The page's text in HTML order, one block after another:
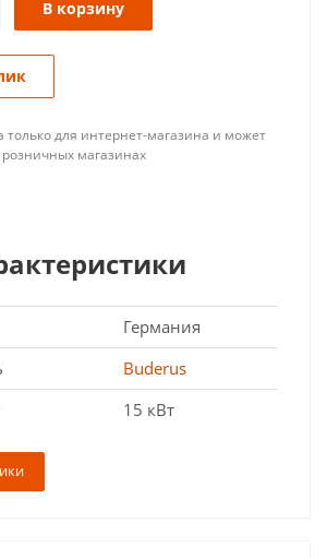
В корзину
только для интернет-магазина и может
магазинах
Германия
Buderus
15 кВт